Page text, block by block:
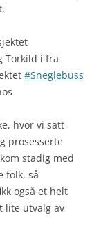
Torkild i fra
#Sneglebuss
hvor vi satt
prosesserte
stadig med
folk, så
også et helt
lite utvalg av